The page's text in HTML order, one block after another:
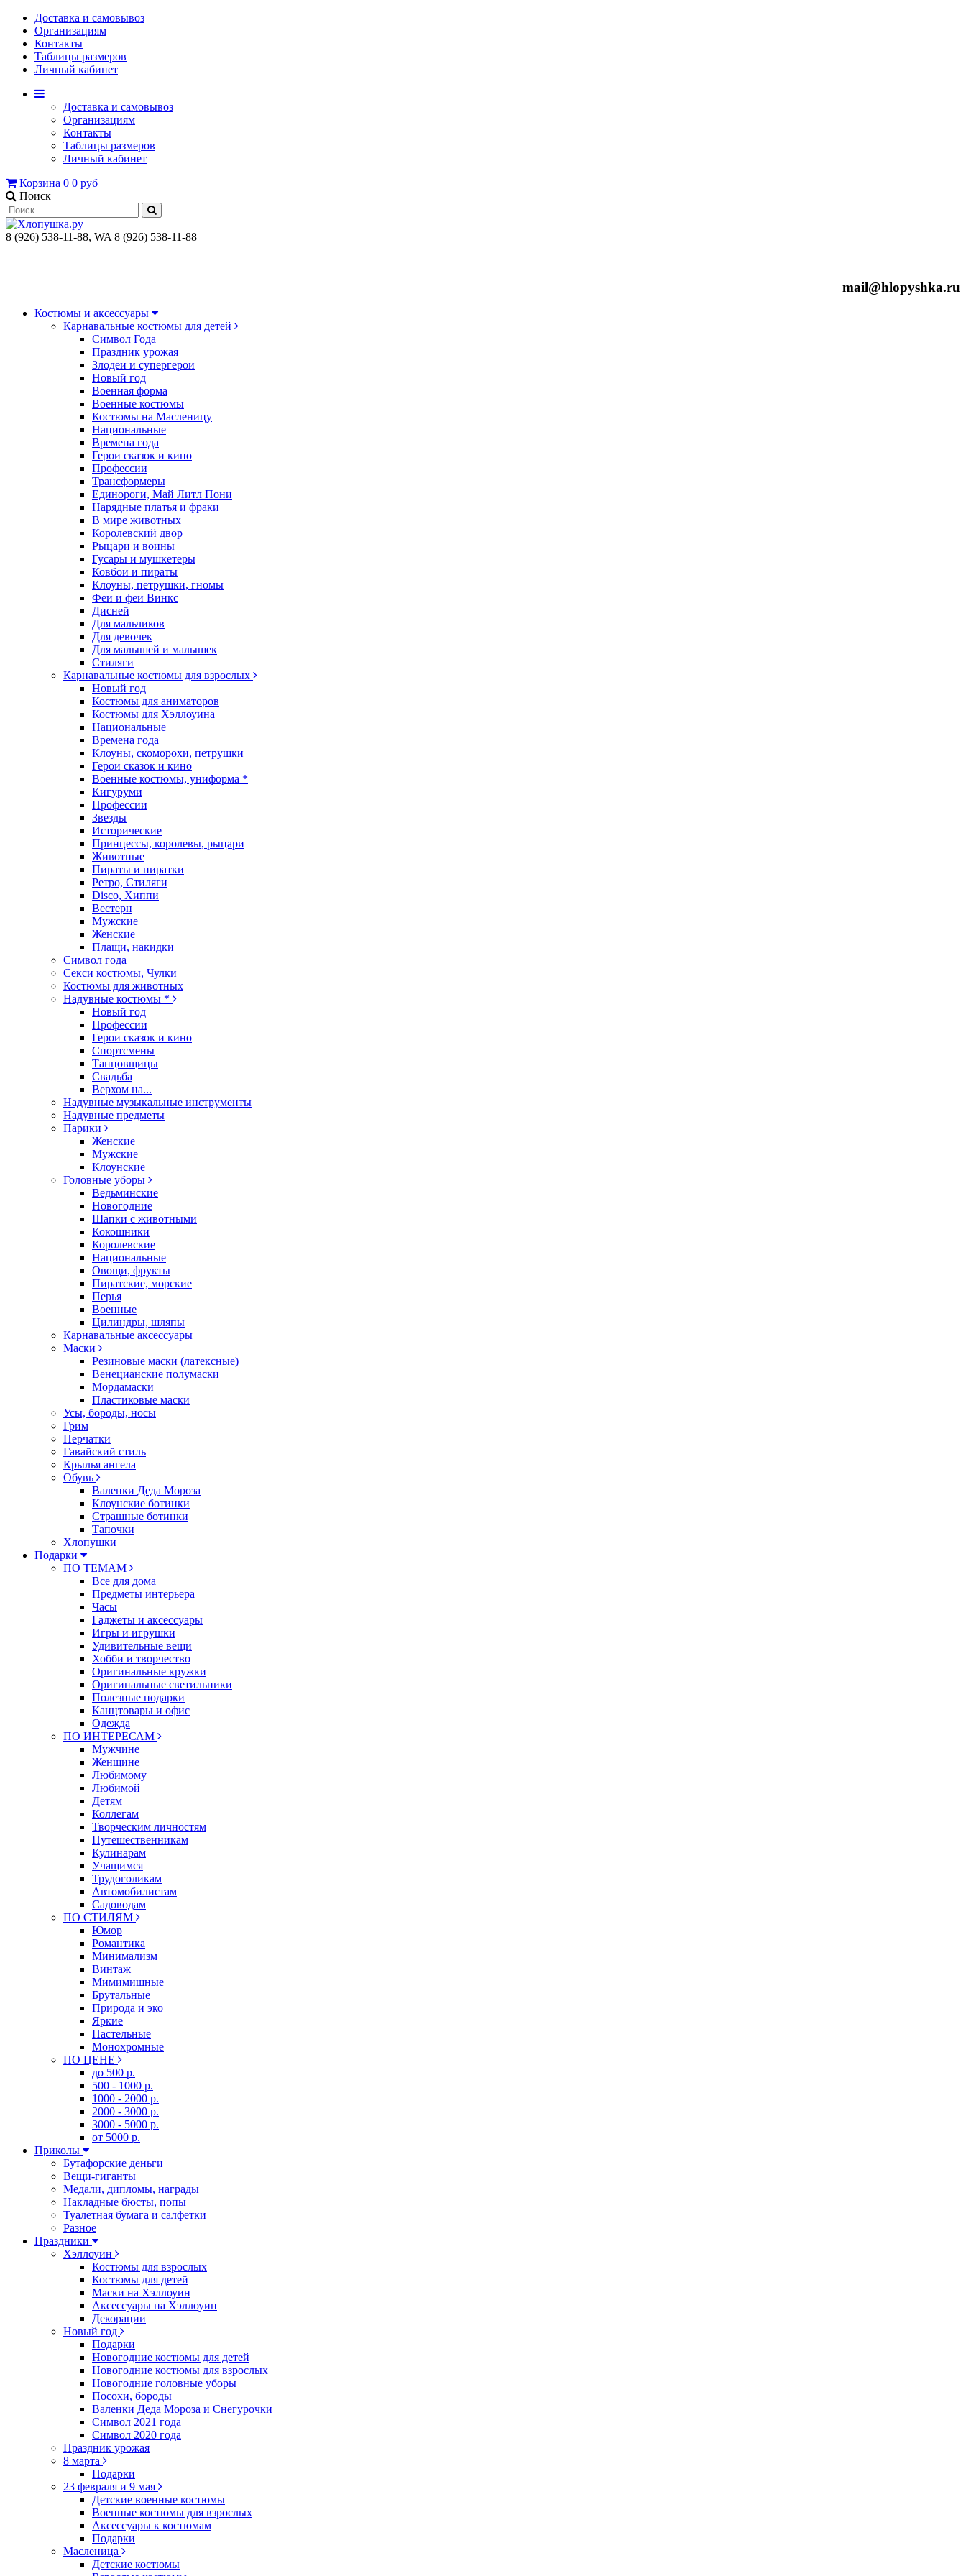
Доставка и самовывоз
Организациям
Контакты
Таблицы размеров
Личный кабинет
Доставка и самовывоз
Организациям
Контакты
Таблицы размеров
Личный кабинет
Корзина 0 0 руб
Поиск
8 (926) 538-11-88, WA 8 (926) 538-11-88
mail@hlopyshka.ru
Костюмы и аксессуары
Карнавальные костюмы для детей
Символ Года
Праздник урожая
Злодеи и супергерои
Новый год
Военная форма
Военные костюмы
Костюмы на Масленицу
Национальные
Времена года
Герои сказок и кино
Профессии
Трансформеры
Единороги, Май Литл Пони
Нарядные платья и фраки
В мире животных
Королевский двор
Рыцари и воины
Гусары и мушкетеры
Ковбои и пираты
Клоуны, петрушки, гномы
Феи и феи Винкс
Дисней
Для мальчиков
Для девочек
Для малышей и малышек
Стиляги
Карнавальные костюмы для взрослых
Новый год
Костюмы для аниматоров
Костюмы для Хэллоуина
Национальные
Времена года
Клоуны, скоморохи, петрушки
Герои сказок и кино
Военные костюмы, униформа *
Кигуруми
Профессии
Звезды
Исторические
Принцессы, королевы, рыцари
Животные
Пираты и пиратки
Ретро, Стиляги
Disco, Хиппи
Вестерн
Мужские
Женские
Плащи, накидки
Символ года
Секси костюмы, Чулки
Костюмы для животных
Надувные костюмы *
Новый год
Профессии
Герои сказок и кино
Спортсмены
Танцовщицы
Свадьба
Верхом на...
Надувные музыкальные инструменты
Надувные предметы
Парики
Женские
Мужские
Клоунские
Головные уборы
Ведьминские
Новогодние
Шапки с животными
Кокошники
Королевские
Национальные
Овощи, фрукты
Пиратские, морские
Перья
Военные
Цилиндры, шляпы
Карнавальные аксессуары
Маски
Резиновые маски (латексные)
Венецианские полумаски
Мордамаски
Пластиковые маски
Усы, бороды, носы
Грим
Перчатки
Гавайский стиль
Крылья ангела
Обувь
Валенки Деда Мороза
Клоунские ботинки
Страшные ботинки
Тапочки
Хлопушки
Подарки
ПО ТЕМАМ
Все для дома
Предметы интерьера
Часы
Гаджеты и аксессуары
Игры и игрушки
Удивительные вещи
Хобби и творчество
Оригинальные кружки
Оригинальные светильники
Полезные подарки
Канцтовары и офис
Одежда
ПО ИНТЕРЕСАМ
Мужчине
Женщине
Любимому
Любимой
Детям
Коллегам
Творческим личностям
Путешественникам
Кулинарам
Учащимся
Трудоголикам
Автомобилистам
Садоводам
ПО СТИЛЯМ
Юмор
Романтика
Минимализм
Винтаж
Мимимишные
Брутальные
Природа и эко
Яркие
Пастельные
Монохромные
ПО ЦЕНЕ
до 500 р.
500 - 1000 р.
1000 - 2000 р.
2000 - 3000 р.
3000 - 5000 р.
от 5000 р.
Приколы
Бутафорские деньги
Вещи-гиганты
Медали, дипломы, награды
Накладные бюсты, попы
Туалетная бумага и салфетки
Разное
Праздники
Хэллоуин
Костюмы для взрослых
Костюмы для детей
Маски на Хэллоуин
Аксессуары на Хэллоуин
Декорации
Новый год
Подарки
Новогодние костюмы для детей
Новогодние костюмы для взрослых
Новогодние головные уборы
Посохи, бороды
Валенки Деда Мороза и Снегурочки
Символ 2021 года
Символ 2020 года
Праздник урожая
8 марта
Подарки
23 февраля и 9 мая
Детские военные костюмы
Военные костюмы для взрослых
Аксессуары к костюмам
Подарки
Масленица
Детские костюмы